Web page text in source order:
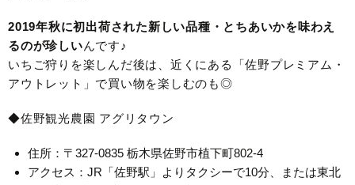
2019年秋に初出荷された新しい品種・とちあいかを味わえ
るのが珍しいんです♪
いちご狩りを楽しんだ後は、近くにある「佐野プレミアム・
アウトレット」で買い物を楽しむのも◎
◆佐野観光農園 アグリタウン
住所：〒327-0835 栃木県佐野市植下町802-4
アクセス：JR「佐野駅」よりタクシーで10分、または東北